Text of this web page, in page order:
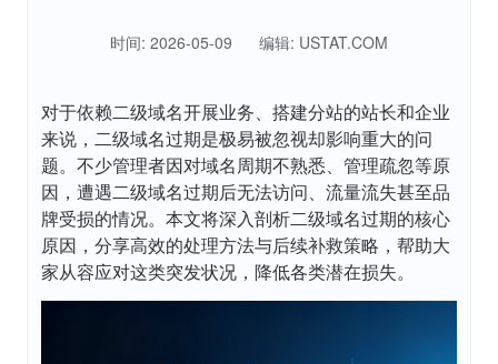
时间: 2026-05-09 编辑: USTAT.COM
对于依赖二级域名开展业务、搭建分站的站长和企业
来说，二级域名过期是极易被忽视却影响重大的问
题。不少管理者因对域名周期不熟悉、管理疏忽等原
因，遭遇二级域名过期后无法访问、流量流失甚至品
牌受损的情况。本文将深入剖析二级域名过期的核心
原因，分享高效的处理方法与后续补救策略，帮助大
家从容应对这类突发状况，降低各类潜在损失。